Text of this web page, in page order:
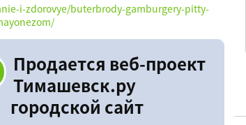
i-zdorovye/buterbrody-gamburgery-pitty-
Продается веб-проект
Тимашевск.ру
городской сайт